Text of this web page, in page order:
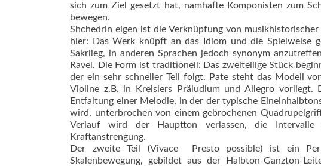
sich zum Ziel gesetzt hat, namhafte Komponisten zum
bewegen.
Shchedrin eigen ist die Verknüpfung von
hier: Das Werk knüpft an das Idiom und die Spielweise
Sakrileg, in anderen Sprachen jedoch synonym
Ravel. Die Form ist traditionell: Das zweiteilige Stück
der ein sehr schneller Teil folgt. Pate steht das Modell
Violine z.B. in Kreislers Präludium und Allegro
Entfaltung einer Melodie, in der der typische
wird, unterbrochen von einem gebrochenen
Verlauf wird der Hauptton verlassen, die
Kraftanstrengung.
Der zweite Teil (Vivace  Presto possible) ist ein
Skalenbewegung, gebildet aus der Halbton-Ganzton-